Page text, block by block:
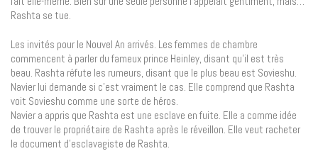
Rashta se tue.
Les invités pour le Nouvel An arrivés. Les femmes de chambre
commencent à parler du fameux prince Heinley, disant qu’il est très
beau. Rashta réfute les rumeurs, disant que le plus beau est Sovieshu.
Navier lui demande si c’est vraiment le cas. Elle comprend que Rashta
voit Sovieshu comme une sorte de héros.
Navier a appris que Rashta est une esclave en fuite. Elle a comme idée
de trouver le propriétaire de Rashta après le réveillon. Elle veut racheter
le document d’esclavagiste de Rashta.